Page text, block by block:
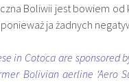
Boliwii jest bowiem od
ja żadnych
in Cotoca are sponsored
Bolivian aerline ‘Aero